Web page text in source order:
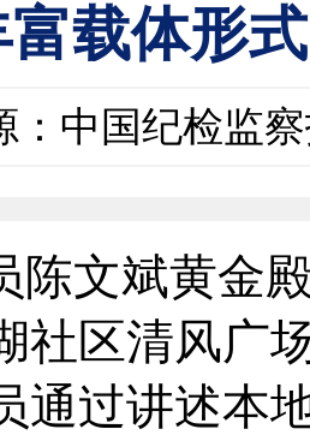
载体形
：中国纪检监
陈文斌黄金
社区清风广
通过讲述本